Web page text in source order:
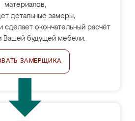
материалов,
детальные замеры,
сделает окончательный расчёт
Вашей будущей мебели.
ЗАМЕРЩИКА